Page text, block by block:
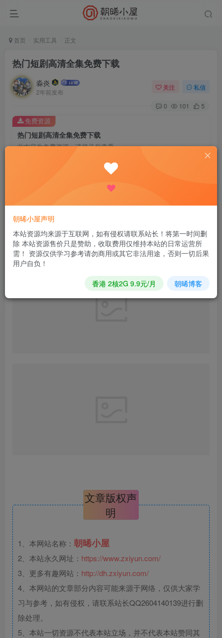
首页 实用工具 正文
热门短剧高清全集免费下载
淼炎
2年前发布
关注 私信
0 101 5
热门短剧高清全集免费下载
此内容为免费资源，请登录后查看
登录查看
免费资源
声明：本文档内容收集于网络，仅供个人学习使用.
已更新11000+短剧，持续更新中！
如果有想看的可以留言，我给大家找。
文章版权声
明
1、本网站名称： 朝晞小屋
2、本站永久网址： https://www.zxiyun.com/
3、更多有趣网站： http://dh.zxiyun.com/
4、本网站的文章部分内容可能来源于网络，仅供大家学
习与参考，如有侵权，请联系站长QQ2604140139进行删
除处理。
5、本站一切资源不代表本站立场，并不代表本站赞同其
朝晞小屋声明
本站资源均来源于互联网，如有侵权请联系站长！将第一时间删
除 本站资源售价只是赞助，收取费用仅维持本站的日常运营所
需！ 资源仅供学习参考请勿商用或其它非法用途，否则一切后果
用户自负！
香港 2核2G 9.9元/月 朝晞博客